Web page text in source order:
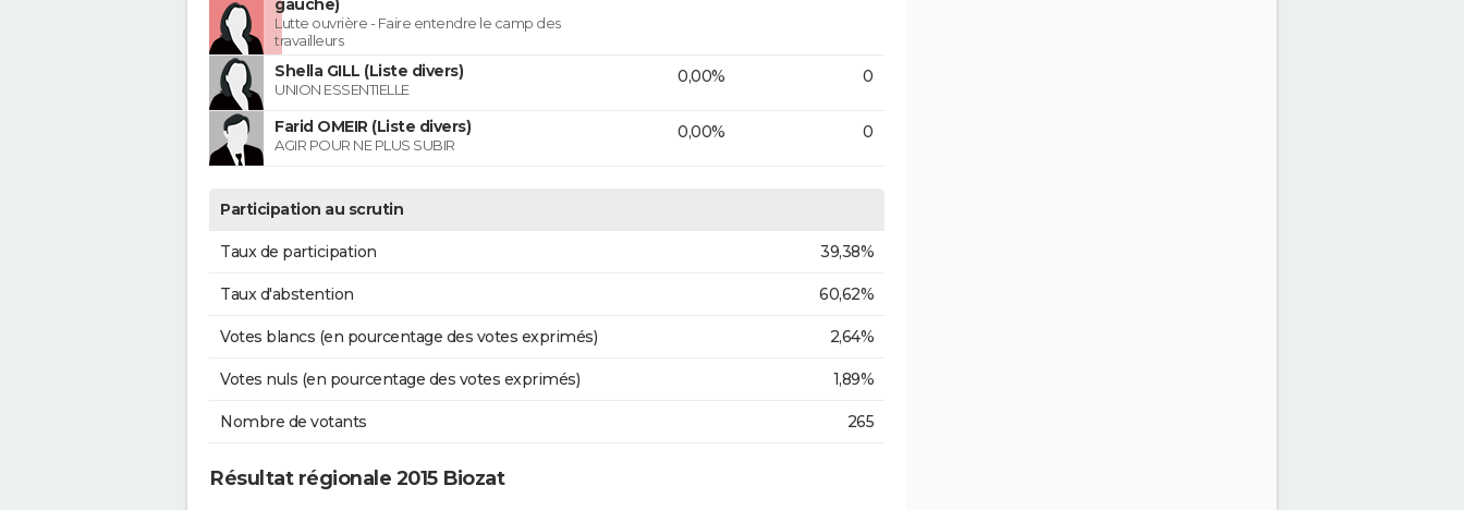
gauche)
Lutte ouvrière - Faire entendre le camp des
travailleurs
Shella GILL (Liste divers)
UNION ESSENTIELLE
0,00% 0
Farid OMEIR (Liste divers)
AGIR POUR NE PLUS SUBIR
0,00% 0
Participation au scrutin
Taux de participation 39,38%
Taux d'abstention 60,62%
Votes blancs (en pourcentage des votes exprimés) 2,64%
Votes nuls (en pourcentage des votes exprimés) 1,89%
Nombre de votants 265
Résultat régionale 2015 Biozat